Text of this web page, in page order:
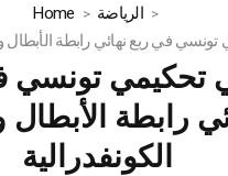
Home
الرياضة
تونسي في ربع نهائي رابطة الأبطال
تحكيمي تونسي
رابطة
الكونفدرالية